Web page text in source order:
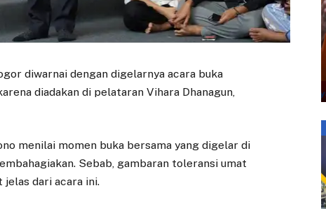
diwarnai dengan digelarnya acara buka
diadakan di pelataran Vihara Dhanagun,
menilai momen buka bersama yang digelar di
Sebab, gambaran toleransi umat
dari acara ini.